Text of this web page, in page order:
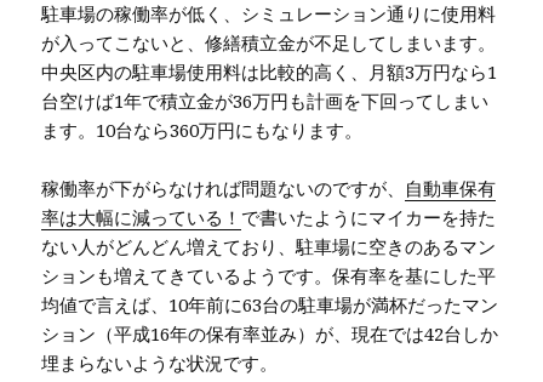
駐車場の稼働率が低く、シミュレーション通りに使用料
が入ってこないと、修繕積立金が不足してしまいます。
中央区内の駐車場使用料は比較的高く、月額3万円なら1
台空けば1年で積立金が36万円も計画を下回ってしまい
ます。10台なら360万円にもなります。
稼働率が下がらなければ問題ないのですが、 自動車保有
率は大幅に減っている！ で書いたようにマイカーを持た
ない人がどんどん増えており、駐車場に空きのあるマン
ションも増えてきているようです。保有率を基にした平
均値で言えば、10年前に63台の駐車場が満杯だったマン
ション（平成16年の保有率並み）が、現在では42台しか
埋まらないような状況です。